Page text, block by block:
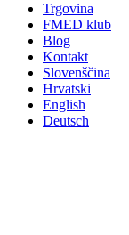
Trgovina
FMED klub
Blog
Kontakt
Slovenščina
Hrvatski
English
Deutsch